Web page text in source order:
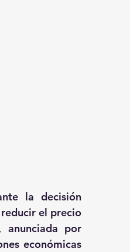
la decisión
el precio
anunciada por
económicas